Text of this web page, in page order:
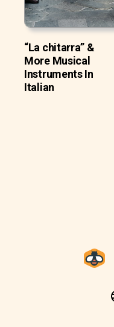
“La chitarra” &
More Musical
Instruments In
Italian